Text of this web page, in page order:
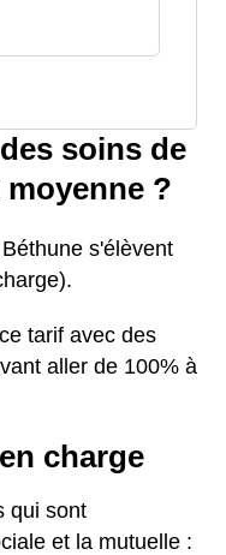
soins de
?
s'élèvent
tarif avec des
aller de 100% à
charge
qui sont
et la mutuelle :